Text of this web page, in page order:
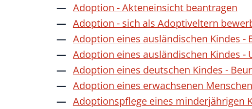
Adoption - Akteneinsicht beantragen
Adoption - sich als Adoptiveltern
Adoption eines ausländischen Kindes
Adoption eines ausländischen Kindes
Adoption eines deutschen Kindes -
Adoption eines erwachsenen
Adoptionspflege eines minderjährigen